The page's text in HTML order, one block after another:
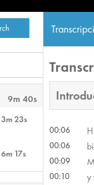
9m 40s
3m 23s
6m 17s
00:06
00:06
00:09
00:10 y